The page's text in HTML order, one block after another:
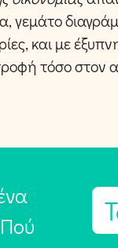
γεμάτο
και με
τόσο στον
E